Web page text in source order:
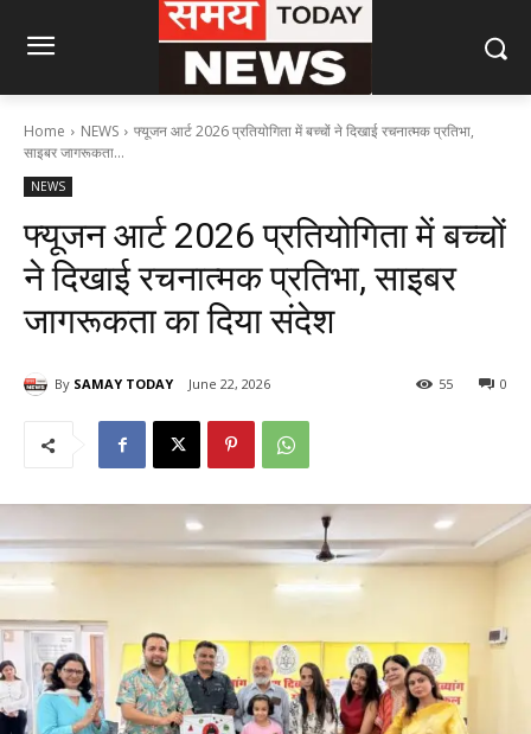
Home NEWS
फ्यूजन आर्ट 2026 प्रतियोगिता में बच्चों ने दिखाई रचनात्मक प्रतिभा,
साइबर जागरूकता...
NEWS
फ्यूजन आर्ट 2026 प्रतियोगिता में बच्चों
ने दिखाई रचनात्मक प्रतिभा, साइबर
जागरूकता का दिया संदेश
By SAMAY TODAY June 22, 2026 0
55